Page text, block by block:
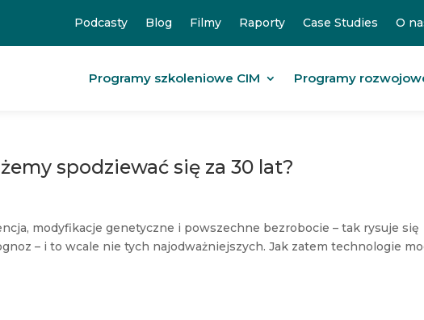
Podcasty Blog Filmy Raporty Case Studies O
Programy szkoleniowe CIM Programy
spodziewać się za 30 lat?
modyfikacje genetyczne i powszechne bezrobocie – tak rysuje się
– i to wcale nie tych najodważniejszych. Jak zatem technologie